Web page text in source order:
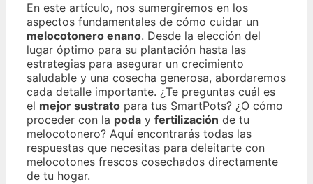
En este artículo, nos sumergiremos en los
aspectos fundamentales de cómo cuidar un
melocotonero enano. Desde la elección del
lugar óptimo para su plantación hasta las
estrategias para asegurar un crecimiento
saludable y una cosecha generosa, abordaremos
cada detalle importante. ¿Te preguntas cuál es
el mejor sustrato para tus SmartPots? ¿O cómo
proceder con la poda y fertilización de tu
melocotonero? Aquí encontrarás todas las
respuestas que necesitas para deleitarte con
melocotones frescos cosechados directamente
de tu hogar.